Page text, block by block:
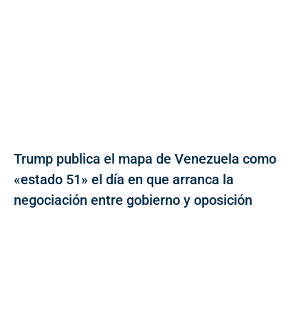
Trump publica el mapa de Venezuela como
«estado 51» el día en que arranca la
negociación entre gobierno y oposición